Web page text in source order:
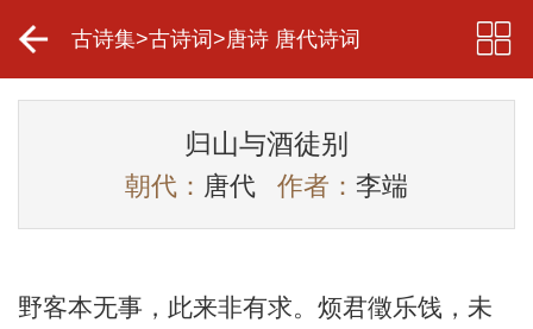
古诗集>古诗词 >唐诗 唐代诗词
归山与酒徒别
朝代： 唐代 作者： 李端
野客本无事，此来非有求。烦君徵乐饯，未